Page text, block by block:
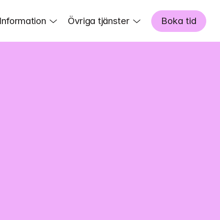
Information Övriga tjänster Boka tid